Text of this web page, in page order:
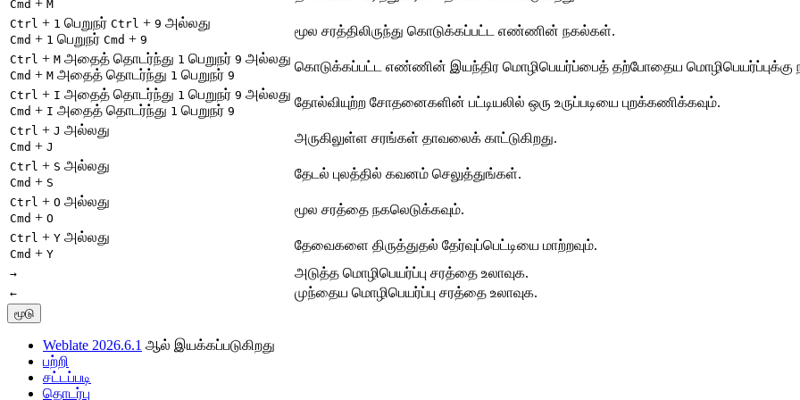
Cmd M
Ctrl + 1 பெறுநர் Ctrl + 9 அல்லது
Cmd + 1 பெறுநர் Cmd + 9
மூல சரத்திலிருந்து கொடுக்கப்பட்ட எண்ணின் நகல்கள்.
Ctrl + M அதைத் தொடர்ந்து 1 பெறுநர் 9 அல்லது
Cmd + M அதைத் தொடர்ந்து 1 பெறுநர் 9
கொடுக்கப்பட்ட எண்ணின் இயந்திர மொழிபெயர்ப்பைத் தற்போதைய மொழிபெயர்ப்புக்கு
Ctrl + I அதைத் தொடர்ந்து 1 பெறுநர் 9 அல்லது
Cmd + I அதைத் தொடர்ந்து 1 பெறுநர் 9
தோல்வியுற்ற சோதனைகளின் பட்டியலில் ஒரு உருப்படியை புறக்கணிக்கவும்.
Ctrl + J அல்லது
Cmd + J
அருகிலுள்ள சரங்கள் தாவலைக் காட்டுகிறது.
Ctrl + S அல்லது
Cmd + S
தேடல் புலத்தில் கவனம் செலுத்துங்கள்.
Ctrl + O அல்லது
Cmd + O
மூல சரத்தை நகலெடுக்கவும்.
Ctrl + Y அல்லது
Cmd + Y
தேவைகளை திருத்துதல் தேர்வுப்பெட்டியை மாற்றவும்.
→ அடுத்த மொழிபெயர்ப்பு சரத்தை உலாவுக.
← முந்தைய மொழிபெயர்ப்பு சரத்தை உலாவுக.
மூடு
Weblate 2026.6.1 ஆல் இயக்கப்படுகிறது
பற்றி
சட்டப்படி
தொடர்பு